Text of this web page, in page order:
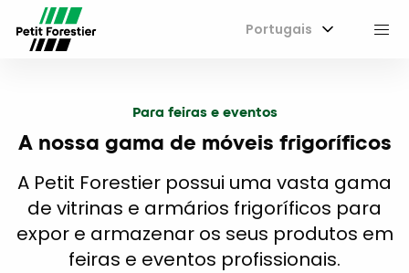
Portugais
Para feiras e eventos
A nossa gama de móveis frigoríficos
A Petit Forestier possui uma vasta gama
de vitrinas e armários frigoríficos para
expor e armazenar os seus produtos em
feiras e eventos profissionais.